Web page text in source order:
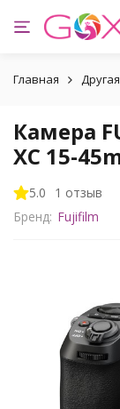
Главная
Камера
XC 15-
5.0
1 отзыв
Бренд: Fujifilm